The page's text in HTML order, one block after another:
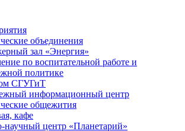
объединения
зал «Энергия»
по воспитательной работе и
политике
СГУГиТ
информационный центр
общежития
кафе
научный центр «Планетарий»